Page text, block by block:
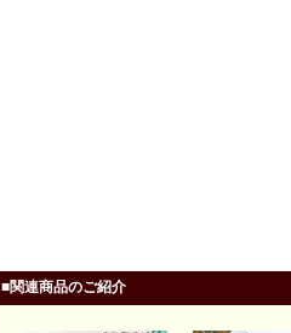
■関連商品のご紹介